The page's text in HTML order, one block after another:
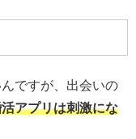
ですが、出会いの
アプリは刺激にな